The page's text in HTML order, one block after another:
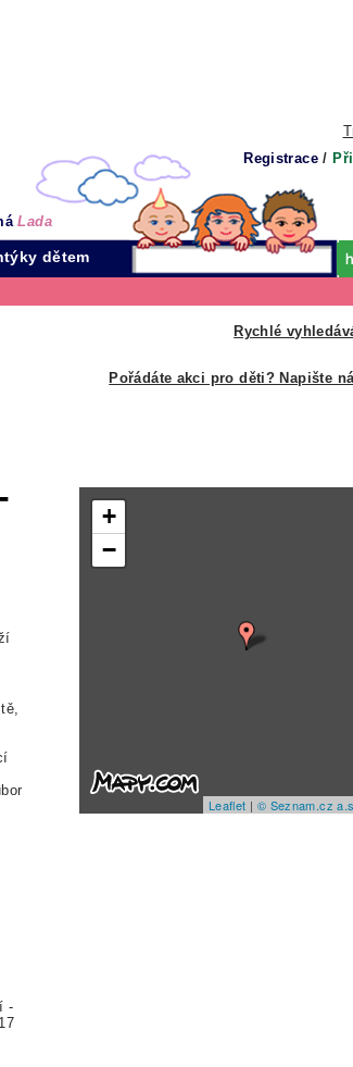
Registrace /
Lada
dětem
Rychlé
Pořádáte akci pro děti? Napište
-
+
−
Leaflet | © Seznam.cz